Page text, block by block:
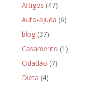
Artigos (47)
Auto-ajuda (6)
blog(37)
Casamento (1)
Cidadão (7)
Dieta (4)